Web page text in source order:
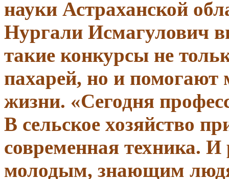
науки Астраханской
Нургали Исмагулович
такие конкурсы не
пахарей, но и помогают
жизни. «Сегодня
В сельское хозяйство
современная техника. И
молодым, знающим